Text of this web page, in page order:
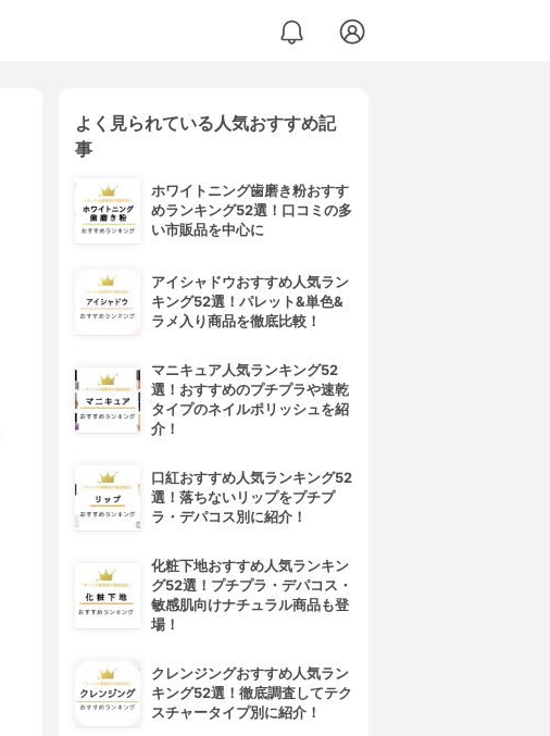
よく見られている人気おすすめ記
事
ホワイトニング歯磨き粉おすす
めランキング52選！口コミの多
い市販品を中心に
アイシャドウおすすめ人気ラン
キング52選！パレット&単色&
ラメ入り商品を徹底比較！
マニキュア人気ランキング52
選！おすすめのプチプラや速乾
タイプのネイルポリッシュを紹
介！
口紅おすすめ人気ランキング52
選！落ちないリップをプチプ
ラ・デパコス別に紹介！
化粧下地おすすめ人気ランキン
グ52選！プチプラ・デパコス・
敏感肌向けナチュラル商品も登
場！
クレンジングおすすめ人気ラン
キング52選！徹底調査してテク
スチャータイプ別に紹介！